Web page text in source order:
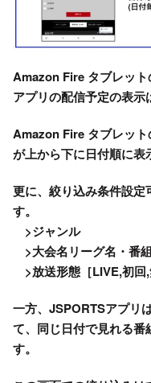
Amazon Fire タブレッ
アプリの配信予定の表示
Amazon Fire タブレッ
が上から下に日付順に表
更に、絞り込み条件設定
す。
>ジャンル
>大会名リーグ名・番
>放送形態［LIVE,初回,
一方、JSPORTSアプリ
て、同じ日付で見れる番
す。